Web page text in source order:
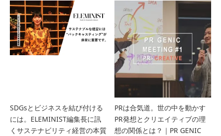
SDGsとビジネスを結び付ける
には。ELEMINIST編集長に訊
くサステナビリティ経営の本質
PRは合気道。世の中を動かす
PR発想とクリエイティブの理
想の関係とは？｜PR GENIC